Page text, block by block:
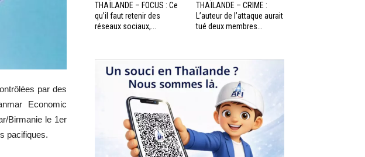
par des
Economic
Birmanie le 1er
pacifiques.
THAÏLANDE – FOCUS : Ce
qu’il faut retenir des
réseaux sociaux,...
THAÏLANDE – CRIME :
L’auteur de l’attaque aurait
tué deux membres...